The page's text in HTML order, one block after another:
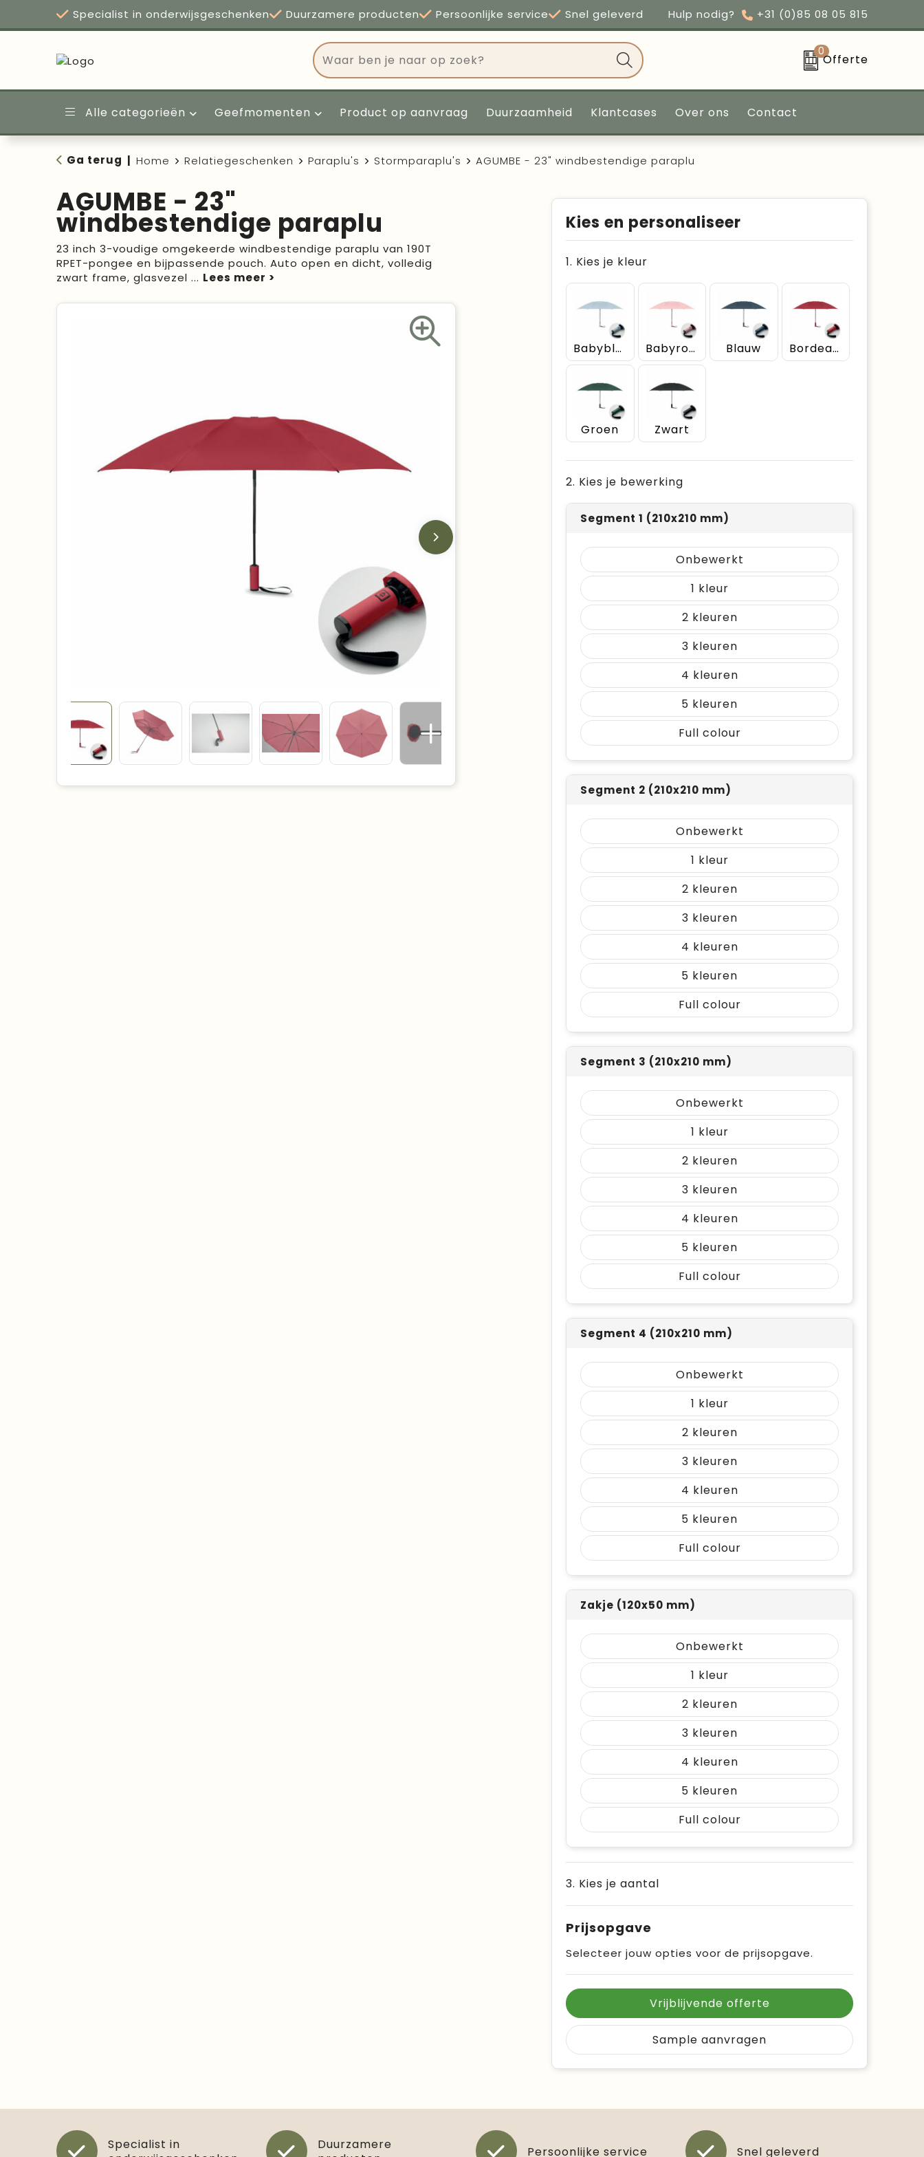
Specialist in onderwijsgeschenken Duurzamere producten Persoonlijke service Snel geleverd Hulp nodig? +31 (0)85 08 05 815
0
Offerte
Alle categorieën Geefmomenten Product op aanvraag Duurzaamheid Klantcases Over ons Contact
Ga terug Home Relatiegeschenken Paraplu's Stormparaplu's AGUMBE - 23" windbestendige paraplu
AGUMBE - 23"
windbestendige paraplu
23 inch 3-voudige omgekeerde windbestendige paraplu van 190T
RPET-pongee en bijpassende pouch. Auto open en dicht, volledig
zwart frame, glasvezel ...
Kies en personaliseer
1. Kies je kleur
Babyblauw Babyrose Blauw Bordeaux
Groen Zwart
2. Kies je bewerking
Segment 1 (210x210 mm)
Onbewerkt
1
2
3
4
5
Full colour
Segment 2 (210x210 mm)
Onbewerkt
1
2
3
4
5
Full colour
Segment 3 (210x210 mm)
Onbewerkt
1
2
3
4
5
Full colour
Segment 4 (210x210 mm)
Onbewerkt
1
2
3
4
5
Full colour
Zakje (120x50 mm)
Onbewerkt
1
2
3
4
5
Full colour
3. Kies je aantal
Prijsopgave
Selecteer jouw opties voor de prijsopgave.
Vrijblijvende offerte
Sample aanvragen
Specialist in
Duurzamere
Persoonlijke service Snel geleverd